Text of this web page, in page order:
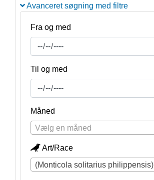
Avanceret søgning med filtre
Fra og med
Til og med
Måned
Vælg en måned
Art/Race
(Monticola solitarius philippensis)